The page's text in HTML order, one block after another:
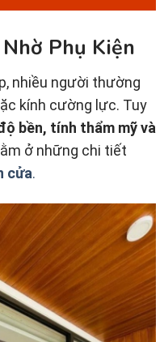
Phụ Kiện
nhiều người thường
kính cường lực. Tuy
bền, tính thẩm mỹ và
ở những chi tiết
cửa.